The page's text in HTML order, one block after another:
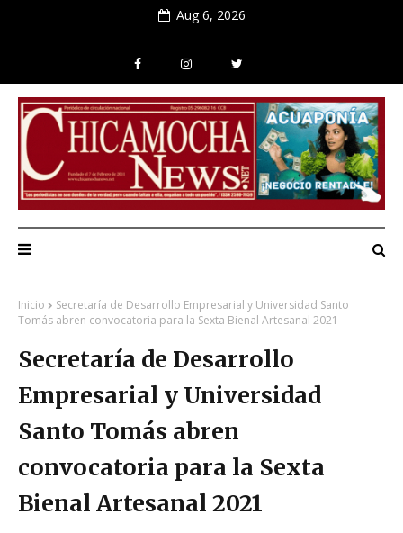
Aug 6, 2026
Inicio
Secretaría de Desarrollo Empresarial y Universidad Santo
Tomás abren convocatoria para la Sexta Bienal Artesanal 2021
Secretaría de Desarrollo
Empresarial y Universidad
Santo Tomás abren
convocatoria para la Sexta
Bienal Artesanal 2021